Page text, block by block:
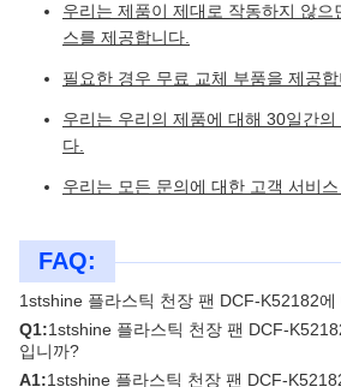
우리는 제품이 제대로 작동하지 않으
스를 제공합니다.
필요한 경우 무료 교체 부품을 제공합
우리는 우리의 제품에 대해 30일간
다.
우리는 모든 문의에 대한 고객 서비
FAQ:
1stshine 플라스틱 천장 팬 DCF-K52182에
Q1:1stshine 플라스틱 천장 팬 DCF-
입니까?
A1:1stshine 플라스틱 천장 팬 DCF-